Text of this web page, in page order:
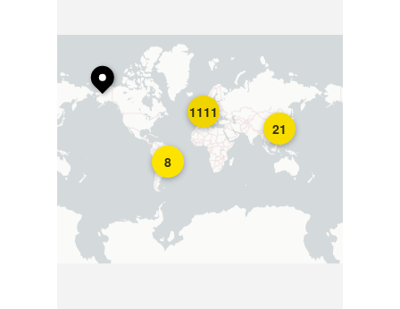
8
21
1111